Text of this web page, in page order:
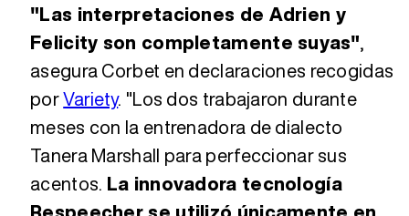
"Las interpretaciones de Adrien y
Felicity son completamente suyas",
asegura Corbet en declaraciones recogidas
porVariety. "Los dos trabajaron durante
meses con la entrenadora de dialecto
Tanera Marshall para perfeccionar sus
acentos. La innovadora tecnología